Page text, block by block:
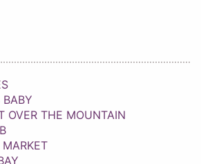
OVER THE MOUNTAIN